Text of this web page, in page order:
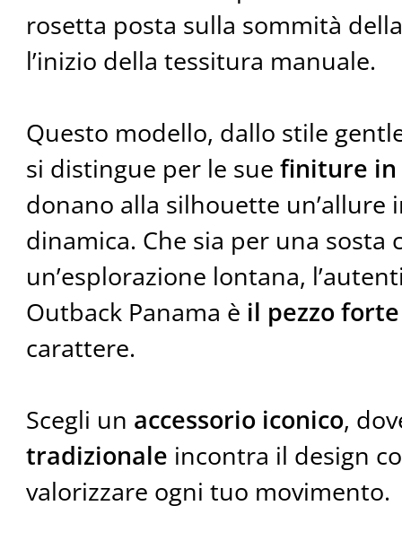
rosetta posta sulla sommità
l’inizio della tessitura manuale.
Questo modello, dallo stile
si distingue per le sue finiture
donano alla silhouette un’allure
dinamica. Che sia per una sosta
un’esplorazione lontana,
Outback Panama è il pezzo forte
carattere.
Scegli un accessorio iconico,
tradizionale incontra il design
valorizzare ogni tuo movimento.